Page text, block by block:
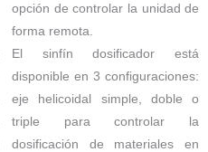
opción de controlar la unidad de
forma remota.
El sinfín dosificador está
disponible en 3 configuraciones:
eje helicoidal simple, doble o
triple para controlar la
dosificación de materiales en